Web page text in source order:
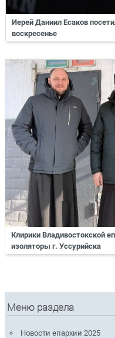
Иерей Даниил Есаков
воскресенье
Клирики Владивостокской
изоляторы г. Уссурийска
Меню раздела
Новости епархии 2025